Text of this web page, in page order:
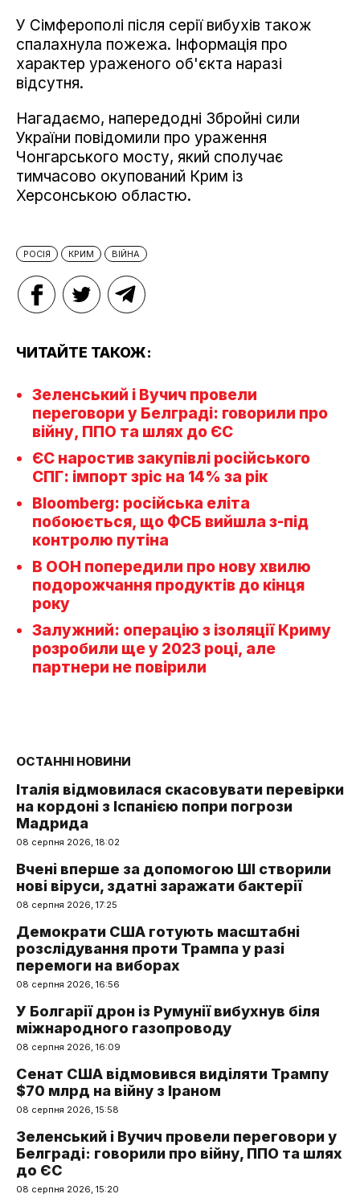
У Сімферополі після серії вибухів також
спалахнула пожежа. Інформація про
характер ураженого об'єкта наразі
відсутня.
Нагадаємо, напередодні Збройні сили
України повідомили про ураження
Чонгарського мосту, який сполучає
тимчасово окупований Крим із
Херсонською областю.
РОСІЯ КРИМ ВІЙНА
ЧИТАЙТЕ ТАКОЖ:
Зеленський і Вучич провели
переговори у Белграді: говорили про
війну, ППО та шлях до ЄС
ЄС наростив закупівлі російського
СПГ: імпорт зріс на 14% за рік
Bloomberg: російська еліта
побоюється, що ФСБ вийшла з-під
контролю путіна
В ООН попередили про нову хвилю
подорожчання продуктів до кінця
року
Залужний: операцію з ізоляції Криму
розробили ще у 2023 році, але
партнери не повірили
ОСТАННІ НОВИНИ
Італія відмовилася скасовувати перевірки
на кордоні з Іспанією попри погрози
Мадрида
08 серпня 2026, 18:02
Вчені вперше за допомогою ШІ створили
нові віруси, здатні заражати бактерії
08 серпня 2026, 17:25
Демократи США готують масштабні
розслідування проти Трампа у разі
перемоги на виборах
08 серпня 2026, 16:56
У Болгарії дрон із Румунії вибухнув біля
міжнародного газопроводу
08 серпня 2026, 16:09
Сенат США відмовився виділяти Трампу
$70 млрд на війну з Іраном
08 серпня 2026, 15:58
Зеленський і Вучич провели переговори у
Белграді: говорили про війну, ППО та шлях
до ЄС
08 серпня 2026, 15:20